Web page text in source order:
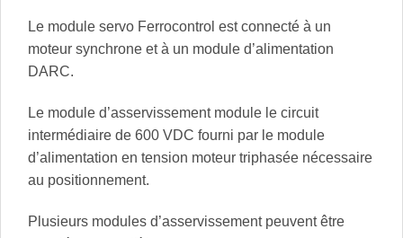
Le module servo Ferrocontrol est connecté à un
moteur synchrone et à un module d’alimentation
DARC.
Le module d’asservissement module le circuit
intermédiaire de 600 VDC fourni par le module
d’alimentation en tension moteur triphasée nécessaire
au positionnement.
Plusieurs modules d’asservissement peuvent être